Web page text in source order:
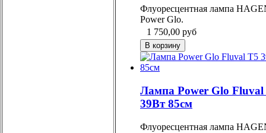
Флуоресцентная лампа
Power Glo.
1 750,00 руб
Лампа Power Glo
39Вт 85см
Флуоресцентная лампа